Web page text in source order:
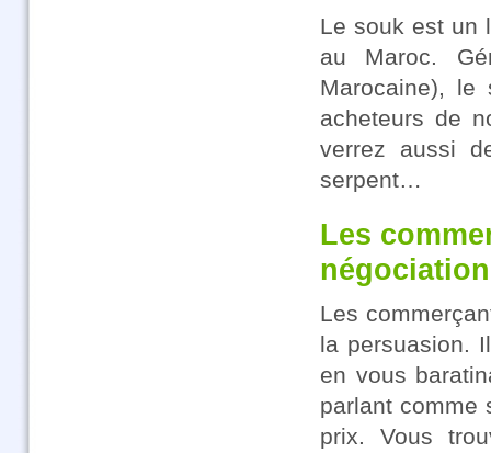
Le souk est un
au Maroc.
Marocaine), le
acheteurs de
verrez aussi
serpent…
Les
négociation
Les
la persuasion.
en vous
parlant comme
prix. Vous